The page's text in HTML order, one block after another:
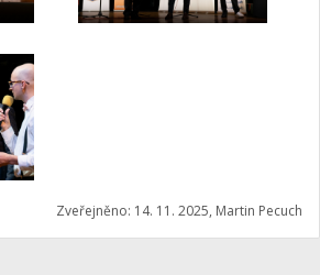
Zveřejněno: 14. 11. 2025, Martin Pecuch